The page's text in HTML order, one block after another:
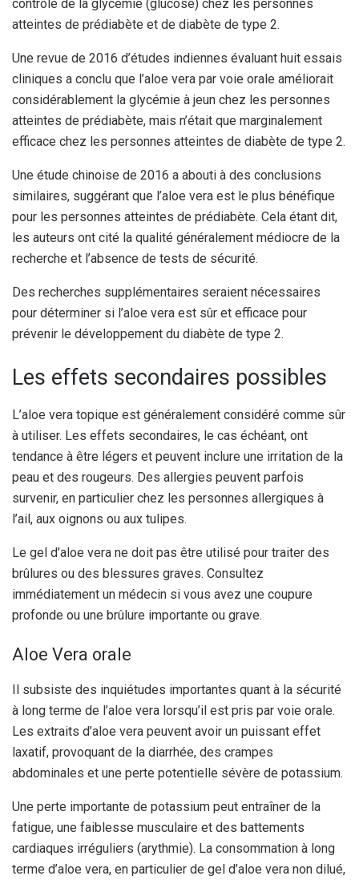
contrôle de la glycémie (glucose) chez les personnes
atteintes de prédiabète et de diabète de type 2.
Une revue de 2016 d’études indiennes évaluant huit essais
cliniques a conclu que l’aloe vera par voie orale améliorait
considérablement la glycémie à jeun chez les personnes
atteintes de prédiabète, mais n’était que marginalement
efficace chez les personnes atteintes de diabète de type 2.
Une étude chinoise de 2016 a abouti à des conclusions
similaires, suggérant que l’aloe vera est le plus bénéfique
pour les personnes atteintes de prédiabète. Cela étant dit,
les auteurs ont cité la qualité généralement médiocre de la
recherche et l’absence de tests de sécurité.
Des recherches supplémentaires seraient nécessaires
pour déterminer si l’aloe vera est sûr et efficace pour
prévenir le développement du diabète de type 2.
Les effets secondaires possibles
L’aloe vera topique est généralement considéré comme sûr
à utiliser. Les effets secondaires, le cas échéant, ont
tendance à être légers et peuvent inclure une irritation de la
peau et des rougeurs. Des allergies peuvent parfois
survenir, en particulier chez les personnes allergiques à
l’ail, aux oignons ou aux tulipes.
Le gel d’aloe vera ne doit pas être utilisé pour traiter des
brûlures ou des blessures graves. Consultez
immédiatement un médecin si vous avez une coupure
profonde ou une brûlure importante ou grave.
Aloe Vera orale
Il subsiste des inquiétudes importantes quant à la sécurité
à long terme de l’aloe vera lorsqu’il est pris par voie orale.
Les extraits d’aloe vera peuvent avoir un puissant effet
laxatif, provoquant de la diarrhée, des crampes
abdominales et une perte potentielle sévère de potassium.
Une perte importante de potassium peut entraîner de la
fatigue, une faiblesse musculaire et des battements
cardiaques irréguliers (arythmie). La consommation à long
terme d’aloe vera, en particulier de gel d’aloe vera non dilué,